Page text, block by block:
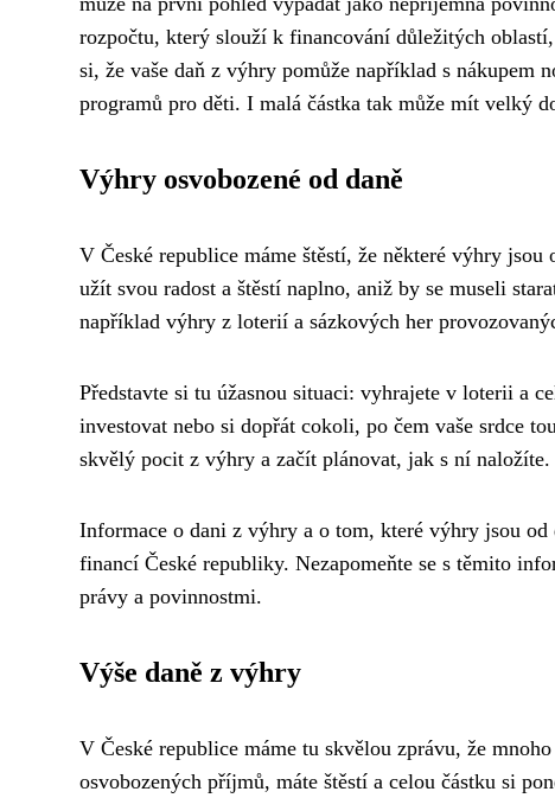
rozpočtu, který slouží k financování důležitých
si, že vaše daň z výhry pomůže například s nákupem
programů pro děti. I malá částka tak může mít velký
Výhry osvobozené od daně
V České republice máme štěstí, že některé výhry
užít svou radost a štěstí naplno, aniž by se museli
například výhry z loterií a sázkových her
Představte si tu úžasnou situaci: vyhrajete v loterii a
investovat nebo si dopřát cokoli, po čem vaše srdce
skvělý pocit z výhry a začít plánovat, jak s ní naložíte.
Informace o dani z výhry a o tom, které výhry jsou od
financí České republiky. Nezapomeňte se s těmito
právy a povinnostmi.
Výše daně z výhry
V České republice máme tu skvělou zprávu, že
osvobozených příjmů, máte štěstí a celou částku si